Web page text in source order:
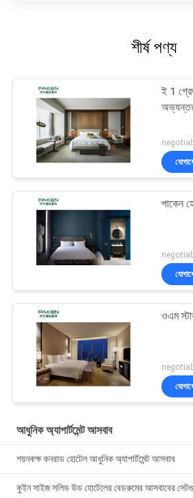
শীর্ষ পণ্য
ই 1
পাকেন
ওএম
আধুনিক অ্যাপার্টমেন্ট আসবাব
শয়নকক্ষ কনরাড হোটেল আধুনিক অ্যাপার্টমেন্ট আসবাব
কুইন সাইজ সলিড উড হোটেলের বেডরুমের আসবাবের